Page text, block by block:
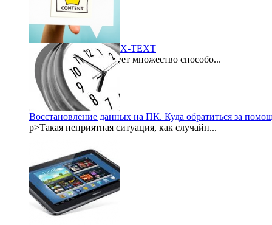
Биржа контента LYNIX-TEXT
В интернете существует множество способо...
2015-09-21
Восстановление данных на ПК. Куда обратиться за
p>Такая неприятная ситуация, как случайн...